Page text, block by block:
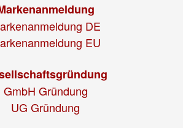
DE
EU
GmbH Gründung
UG Gründung